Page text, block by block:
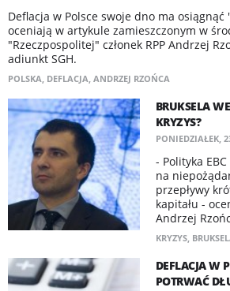
Deflacja w Polsce swoje dno ma osiągnąć
oceniają w artykule zamieszczonym w
"Rzeczpospolitej" członek RPP Andrzej
adiunkt SGH.
POLSKA, DEFLACJA, ANDRZEJ RZOŃCA
BRUKSELA
KRYZYS?
PONIEDZIAŁEK,
- Polityka
na
przepływy
kapitału -
Andrzej
KRYZYS,
DEFLACJA W
POTRWAĆ